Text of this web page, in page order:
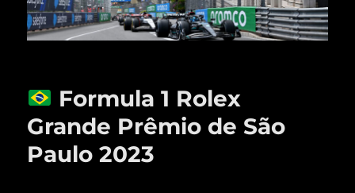
Formula 1 Rolex
Grande Prêmio de São
Paulo 2023